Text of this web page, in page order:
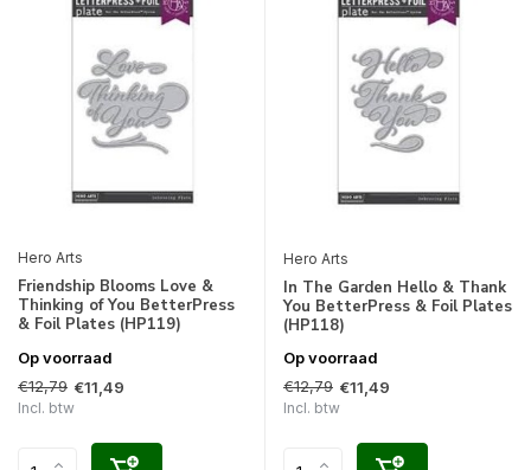
Hero Arts
Friendship Blooms Love &
Thinking of You BetterPress
& Foil Plates (HP119)
Op voorraad
€12,79 €11,49
Incl. btw
Hero Arts
In The Garden Hello & Thank
You BetterPress & Foil Plates
(HP118)
Op voorraad
€12,79 €11,49
Incl. btw